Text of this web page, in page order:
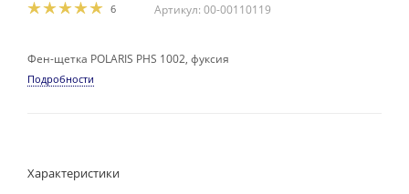
6 Артикул: 00-00110119
Фен-щетка POLARIS PHS 1002, фуксия
Подробности
Характеристики